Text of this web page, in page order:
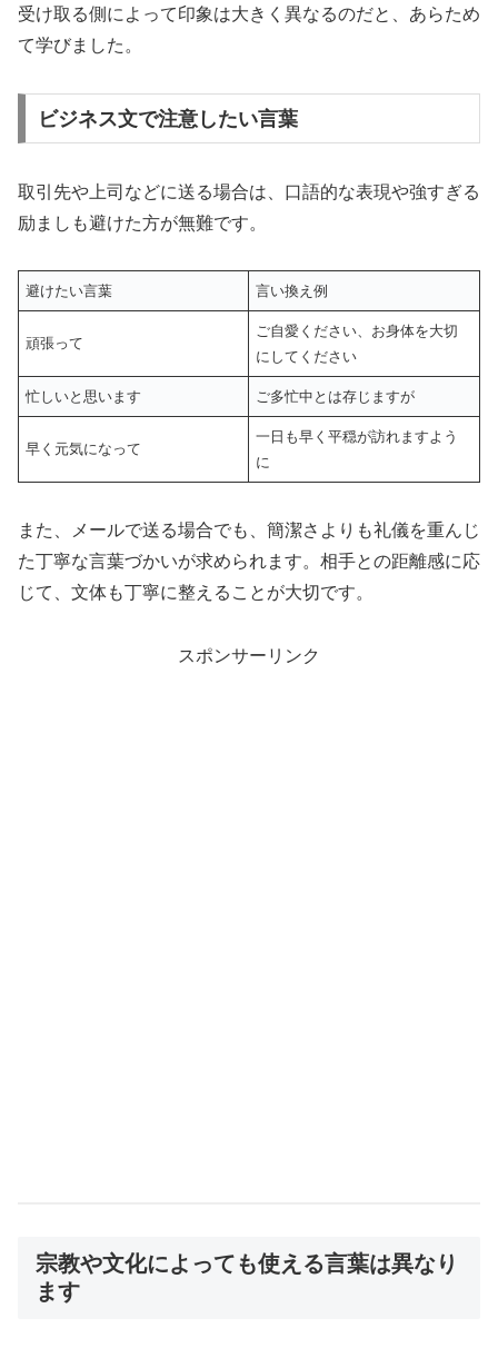
受け取る側によって印象は大きく異なるのだと、あらため
て学びました。
ビジネス文で注意したい言葉
取引先や上司などに送る場合は、口語的な表現や強すぎる
励ましも避けた方が無難です。
避けたい言葉 言い換え例
頑張って
ご自愛ください、お身体を大切
にしてください
忙しいと思います ご多忙中とは存じますが
早く元気になって
一日も早く平穏が訪れますよう
に
また、メールで送る場合でも、簡潔さよりも礼儀を重んじ
た丁寧な言葉づかいが求められます。相手との距離感に応
じて、文体も丁寧に整えることが大切です。
スポンサーリンク
宗教や文化によっても使える言葉は異なり
ます